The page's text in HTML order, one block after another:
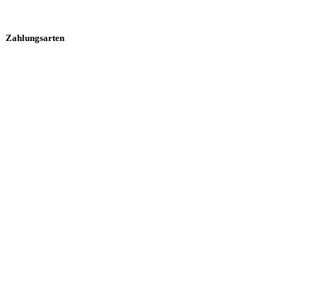
Zahlungsarten